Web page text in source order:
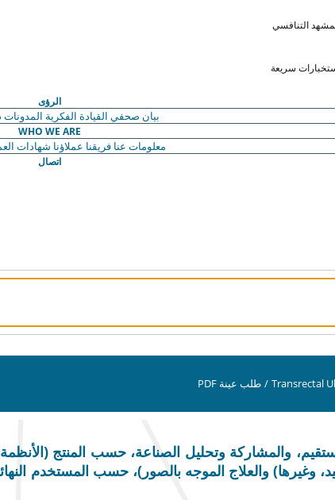
التنافسي
سريعة
الرؤى
بيان صحفي القيادة الفكرية المدونات
WHO WE ARE
معلومات عنا فريقنا عملاؤنا شهادات
اتصال
Transrectal
/ طلب عينة PDF
والمشاركة وتحليل الصناعة، حسب المنتج